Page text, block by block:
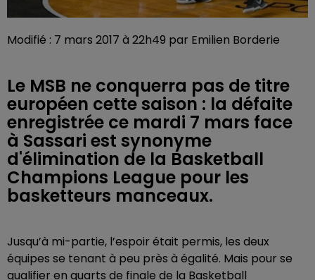
Modifié : 7 mars 2017 à 22h49 par Emilien Borderie
Le MSB ne conquerra pas de titre
européen cette saison : la défaite
enregistrée ce mardi 7 mars face
à Sassari est synonyme
d'élimination de la Basketball
Champions League pour les
basketteurs manceaux.
Jusqu’à mi-partie, l’espoir était permis, les deux
équipes se tenant à peu près à égalité. Mais pour se
qualifier en quarts de finale de la Basketball